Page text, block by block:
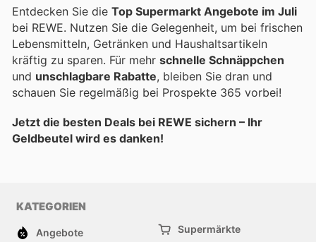
Entdecken Sie die Top Supermarkt Angebote im Juli
bei REWE. Nutzen Sie die Gelegenheit, um bei frischen
Lebensmitteln, Getränken und Haushaltsartikeln
kräftig zu sparen. Für mehr schnelle Schnäppchen
und unschlagbare Rabatte, bleiben Sie dran und
schauen Sie regelmäßig bei Prospekte 365 vorbei!
Jetzt die besten Deals bei REWE sichern – Ihr
Geldbeutel wird es danken!
KATEGORIEN
Angebote
Supermärkte